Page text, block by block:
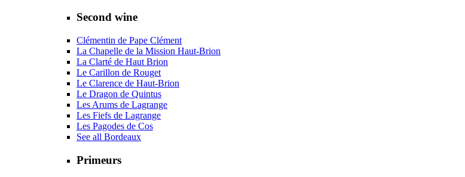
Second wine
Clémentin de Pape Clément
La Chapelle de la Mission Haut-Brion
La Clarté de Haut Brion
Le Carillon de Rouget
Le Clarence de Haut-Brion
Le Dragon de Quintus
Les Arums de Lagrange
Les Fiefs de Lagrange
Les Pagodes de Cos
See all Bordeaux
Primeurs